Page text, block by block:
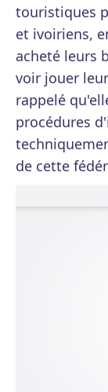
touristiques
et ivoiriens,
acheté leurs
voir jouer
rappelé
procédures
de cette